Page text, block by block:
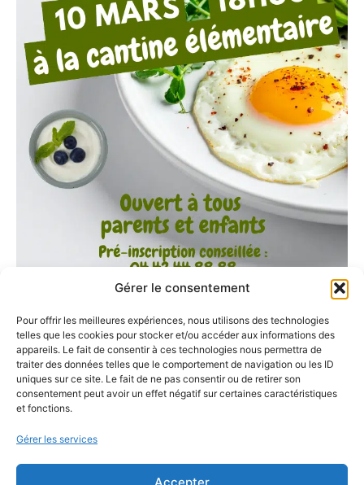
Gérer le consentement
Pour offrir les meilleures expériences, nous utilisons des technologies
telles que les cookies pour stocker et/ou accéder aux informations des
appareils. Le fait de consentir à ces technologies nous permettra de
traiter des données telles que le comportement de navigation ou les ID
uniques sur ce site. Le fait de ne pas consentir ou de retirer son
consentement peut avoir un effet négatif sur certaines caractéristiques
et fonctions.
Gérer les services
Accepter